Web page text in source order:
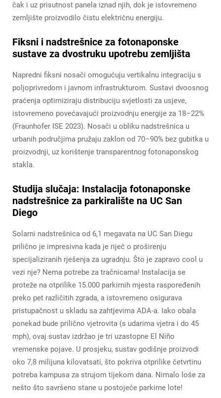
čak i uz prisutnost panela iznad njih, dok je istovremeno
zemljište proizvodilo čistu električnu energiju.
Fiksni i nadstrešnice za fotonaponske
sustave za dvostruku upotrebu zemljišta
Napredni fiksni nosači omogućuju vertikalnu integraciju s
poljoprivredom i javnom infrastrukturom. Sustavi dvoosnog
praćenja optimiziraju distribuciju svjetlosti za usjeve,
istovremeno povećavajući proizvodnju energije za 18–22%
(Fraunhofer ISE 2023). Nosači u obliku nadstrešnica u
urbanih područjima pružaju zaklon od 70–90% bez gubitka u
proizvodnji, uz korištenje transparentnog fotonaponskog
stakla.
Studija slučaja: Instalacija fotonaponske
nadstrešnice za parkiralište na UC San
Diego
Solarni nadstrešnica od 6,1 megavata na UC San Diegu
prilično je impresivna kada je riječ o proširenju
specijaliziranih rješenja za ugradnju. Što je zapravo cool u
vezi nje? Nema potrebe za tračnicama! Instalacija se
proteže na otprilike 15.000 parkirnih mjesta raspoređenih
preko pet različitih zgrada, a istovremeno osigurava
pristupačnost u skladu sa zahtjevima ADA-a. Iako obala
ponekad bude prilično vjetrovita (s udarima vjetra i do 45
mph), ovaj sustav izdržao je tri uzastopne El Niño
vremenske pojave. U prosjeku, sustav godišnje proizvodi
oko 7,8 milijuna kilovatsati, što pokriva otprilike četvrtinu
potreba kampusa za strujom tijekom dana. Nimalo loše za
nešto što savršeno stane u postojeće parkirne lote!